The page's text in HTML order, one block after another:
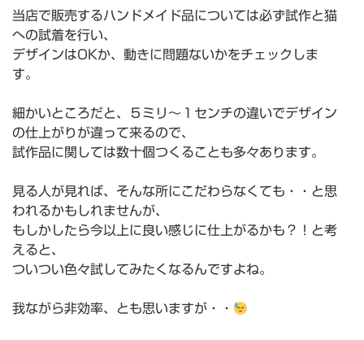
当店で販売するハンドメイド品については必ず試作と猫
への試着を行い、
デザインはOKか、動きに問題ないかをチェックしま
す。
細かいところだと、５ミリ〜１センチの違いでデザイン
の仕上がりが違って来るので、
試作品に関しては数十個つくることも多々あります。
見る人が見れば、そんな所にこだわらなくても・・と思
われるかもしれませんが、
もしかしたら今以上に良い感じに仕上がるかも？！と考
えると、
ついつい色々試してみたくなるんですよね。
我ながら非効率、とも思いますが・・